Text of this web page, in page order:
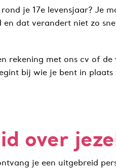
je 17e levensjaar? Je
dat verandert niet zo
rekening met ons cv of
bij wie je bent in
over
je een uitgebreid